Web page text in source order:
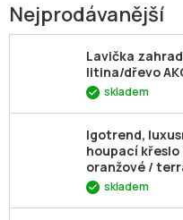
Nejprodávanější
Lavička
litina/dřevo
skladem
Igotrend,
houpací křeslo
oranžové /
skladem